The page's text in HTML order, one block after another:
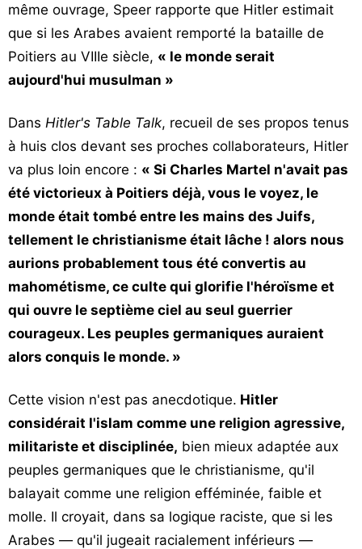
même ouvrage, Speer rapporte que Hitler estimait
que si les Arabes avaient remporté la bataille de
Poitiers au VIIIe siècle, « le monde serait
aujourd'hui musulman »
Dans Hitler's Table Talk, recueil de ses propos tenus
à huis clos devant ses proches collaborateurs, Hitler
va plus loin encore : « Si Charles Martel n'avait pas
été victorieux à Poitiers déjà, vous le voyez, le
monde était tombé entre les mains des Juifs,
tellement le christianisme était lâche ! alors nous
aurions probablement tous été convertis au
mahométisme, ce culte qui glorifie l'héroïsme et
qui ouvre le septième ciel au seul guerrier
courageux. Les peuples germaniques auraient
alors conquis le monde. »
Cette vision n'est pas anecdotique. Hitler
considérait l'islam comme une religion agressive,
militariste et disciplinée, bien mieux adaptée aux
peuples germaniques que le christianisme, qu'il
balayait comme une religion efféminée, faible et
molle. Il croyait, dans sa logique raciste, que si les
Arabes — qu'il jugeait racialement inférieurs —